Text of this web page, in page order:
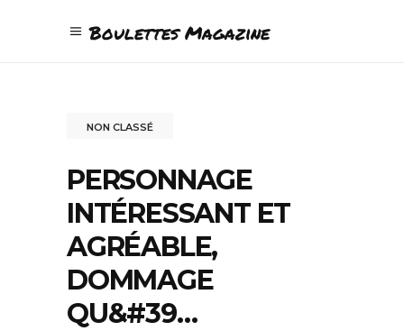
Boulettes Magazine
NON CLASSÉ
PERSONNAGE
INTÉRESSANT ET
AGRÉABLE,
DOMMAGE
QU&#39…